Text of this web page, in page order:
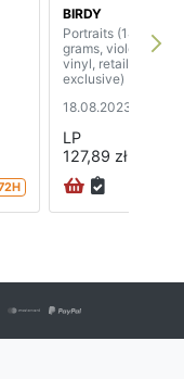
BIRDY
Portraits (140
grams, violet
vinyl, retailer
exclusive)
18.08.2023
LP
127,89 zł